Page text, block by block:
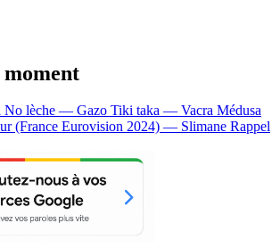
moment
No lèche — Gazo Tiki taka — Vacra Médusa
(France Eurovision 2024) — Slimane Rappel